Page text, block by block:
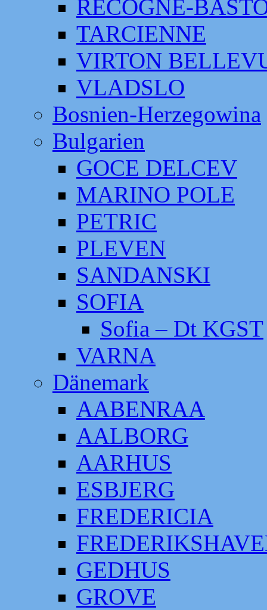
RECOGNE-
TARCIENNE
VIRTON
VLADSLO
Bosnien-Herzegowina
Bulgarien
GOCE DELCEV
MARINO POLE
PETRIC
PLEVEN
SANDANSKI
SOFIA
Sofia – Dt KGST
VARNA
Dänemark
AABENRAA
AALBORG
AARHUS
ESBJERG
FREDERICIA
GEDHUS
GROVE